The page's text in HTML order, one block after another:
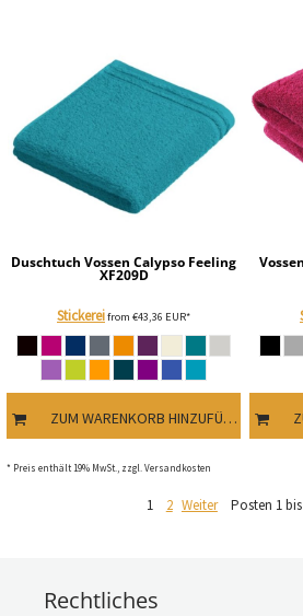
Duschtuch Vossen Calypso Feeling
XF209D
Stickereifrom €43,36 EUR*
ZUM WARENKORB HINZUFÜGEN
Vossen
* Preis enthält 19% MwSt., zzgl. Versandkosten
1 2 Weiter Posten 1
Rechtliches